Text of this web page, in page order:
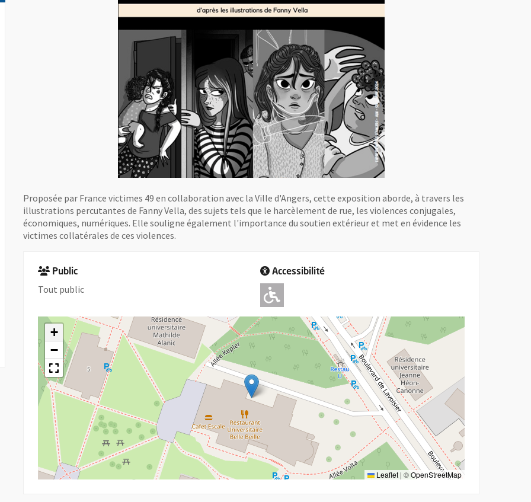
Proposée par France victimes 49 en collaboration avec la Ville d'Angers, cette exposition aborde, à travers les
illustrations percutantes de Fanny Vella, des sujets tels que le harcèlement de rue, les violences conjugales,
économiques, numériques. Elle souligne également l'importance du soutien extérieur et met en évidence les
victimes collatérales de ces violences.
Public
Tout public
Accessibilité
Adapté pour l'handicap Moteur
+
−
Leaflet | ©OpenStreetMap